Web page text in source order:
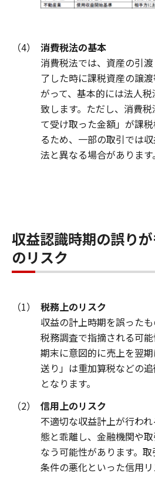
（4）
消費税法の基本
消費税法では、資産の引
了した時に課税資産の譲
がって、基本的には法人
致します。ただし、消費
て受け取った金額」が課
るため、一部の取引では
法と異なる場合があります。
収益認識時期の誤り
のリスク
（1）
税務上のリスク
収益の計上時期を誤った
税務調査で指摘される可能
期末に意図的に売上を翌
送り」は重加算税などの
となります。
（2）
信用上のリスク
不適切な収益計上が行わ
態と乖離し、金融機関や
なう可能性があります。
条件の悪化といった信用